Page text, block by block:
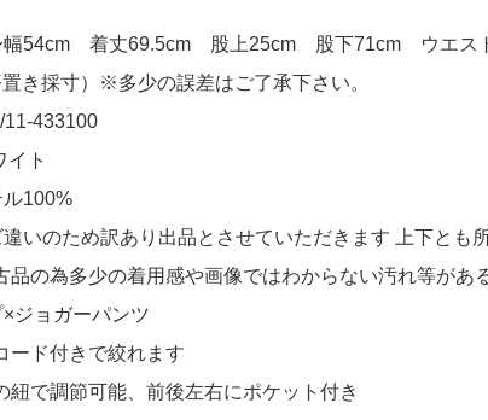
Made スカート M ベージュ 一体型
ありがとうございます！
アンドリュース StANDREWS 半袖
りがとうございます！
54cm 着丈69.5cm 股上25cm 股下71cm ウエス
き採寸）※多少の誤差はご了承下さい。
433100
イト
100%
いのため訳あり出品とさせていただきます 上下とも
品の為多少の着用感や画像ではわからない汚れ等があ
ジョガーパンツ
ード付きで絞れます
紐で調節可能、前後左右にポケット付き